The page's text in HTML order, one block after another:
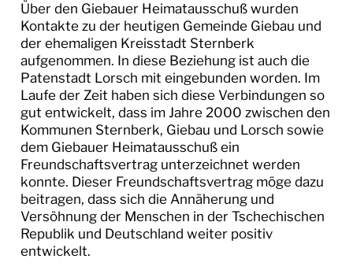
Über den Giebauer Heimatausschuß wurden
Kontakte zu der heutigen Gemeinde Giebau und
der ehemaligen Kreisstadt Sternberk
aufgenommen. In diese Beziehung ist auch die
Patenstadt Lorsch mit eingebunden worden. Im
Laufe der Zeit haben sich diese Verbindungen so
gut entwickelt, dass im Jahre 2000 zwischen den
Kommunen Sternberk, Giebau und Lorsch sowie
dem Giebauer Heimatausschuß ein
Freundschaftsvertrag unterzeichnet werden
konnte. Dieser Freundschaftsvertrag möge dazu
beitragen, dass sich die Annäherung und
Versöhnung der Menschen in der Tschechischen
Republik und Deutschland weiter positiv
entwickelt.